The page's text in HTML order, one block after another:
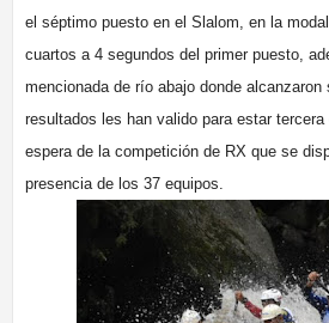
el séptimo puesto en el Slalom, en la
cuartos a 4 segundos del primer puesto,
mencionada de río abajo donde alcanzaron
resultados les han valido para estar
espera de la competición de RX que se
presencia de los 37 equipos.